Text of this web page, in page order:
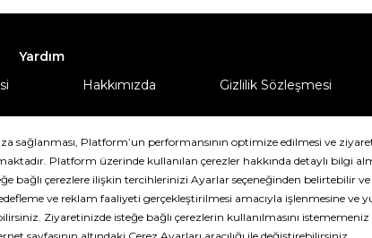
Yardım
Hakkımızda Gizlilik Sözleşmesi